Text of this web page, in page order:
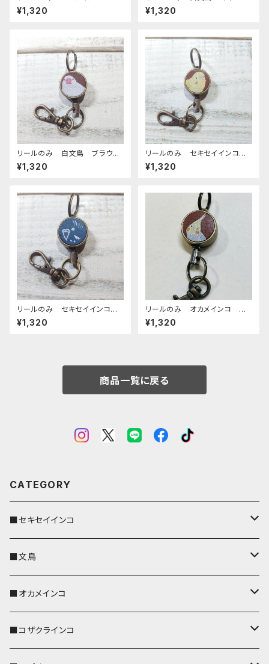
ーマル レッドブラウン おか
めいんこ
¥1,320
ル 文鳥 ぶんちょう ブンチョ
ウ
¥1,320
リールのみ 白文鳥 ブラウ
ン 文鳥 ぶんちょう ブンチョ
ウ
¥1,320
リールのみ セキセイインコ
オパーリングリーン ブラウン
AG せきせいいんこ
¥1,320
リールのみ セキセイインコ
モノトーン ネイビー せきせ
いいんこ
¥1,320
リールのみ オカメインコ シ
ナモンパール ブラウン BRO
WN ぽわんシリーズ おかめ
¥1,320
商品一覧に戻る
CATEGORY
■セキセイインコ
キーカバー
キーホルダー
パスケース
■文鳥
キーカバー
キーホルダー
■オカメインコ
キーカバー
■コザクラインコ